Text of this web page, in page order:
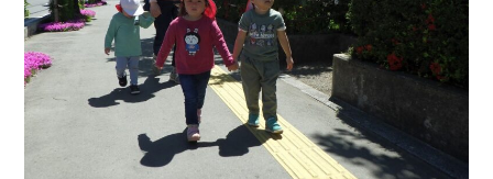
トピックス
お知らせ
くのり日記